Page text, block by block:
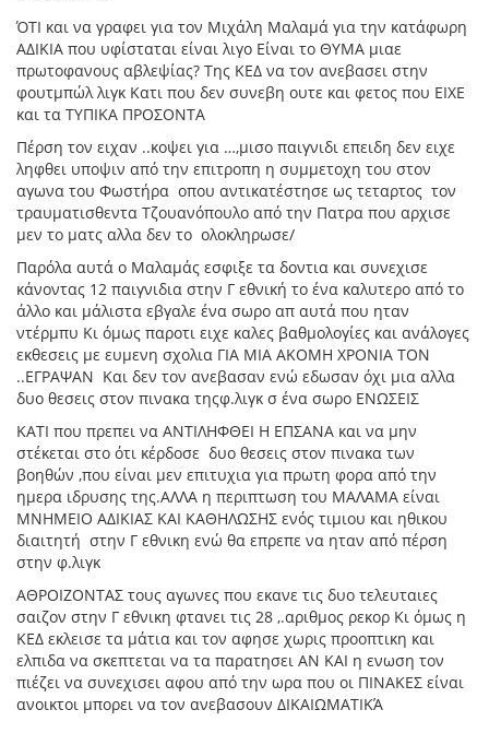
ΌΤΙ και να γραφει για τον Μιχάλη Μαλαμά για την κατάφωρη
ΑΔΙΚΙΑ που υφίσταται είναι λιγο Είναι το ΘΥΜΑ μιαε
πρωτοφανους αβλεψίας? Της ΚΕΔ να τον ανεβασει στην
φουτμπώλ λιγκ Κατι που δεν συνεβη ουτε και φετος που ΕΙΧΕ
και τα ΤΥΠΙΚΑ ΠΡΟΣΟΝΤΑ
Πέρση τον ειχαν ..κοψει για …,μισο παιγνιδι επειδη δεν ειχε
ληφθει υποψιν από την επιτροπη η συμμετοχη του στον
αγωνα του Φωστήρα οπου αντικατέστησε ως τεταρτος τον
τραυματισθεντα Τζουανόπουλο από την Πατρα που αρχισε
μεν το ματς αλλα δεν το ολοκληρωσε/
Παρόλα αυτά ο Μαλαμάς εσφιξε τα δοντια και συνεχισε
κάνοντας 12 παιγνιδια στην Γ εθνική το ένα καλυτερο από το
άλλο και μάλιστα εβγαλε ένα σωρο απ αυτά που ηταν
ντέρμπυ Κι όμως παροτι ειχε καλες βαθμολογίες και ανάλογες
εκθεσεις με ευμενη σχολια ΓΙΑ ΜΙΑ ΑΚΟΜΗ ΧΡΟΝΙΑ ΤΟΝ
..ΕΓΡΑΨΑΝ Και δεν τον ανεβασαν ενώ εδωσαν όχι μια αλλα
δυο θεσεις στον πινακα τηςφ.λιγκ σ ένα σωρο ΕΝΩΣΕΙΣ
ΚΑΤΙ που πρεπει να ΑΝΤΙΛΗΦΘΕΙ Η ΕΠΣΑΝΑ και να μην
στέκεται στο ότι κέρδοσε δυο θεσεις στον πινακα των
βοηθών ,που είναι μεν επιτυχια για πρωτη φορα από την
ημερα ιδρυσης της.ΑΛΛΑ η περιπτωση του ΜΑΛΑΜΑ είναι
ΜΝΗΜΕΙΟ ΑΔΙΚΙΑΣ ΚΑΙ ΚΑΘΗΛΩΣΗΣ ενός τιμιου και ηθικου
διαιτητή στην Γ εθνικη ενώ θα επρεπε να ηταν από πέρση
στην φ.λιγκ
ΑΘΡΟΙΖΟΝΤΑΣ τους αγωνες που εκανε τις δυο τελευταιες
σαιζον στην Γ εθνικη φτανει τις 28 ,.αριθμος ρεκορ Κι όμως η
ΚΕΔ εκλεισε τα μάτια και τον αφησε χωρις προοπτικη και
ελπιδα να σκεπτεται να τα παρατησει ΑΝ ΚΑΙ η ενωση τον
πιέζει να συνεχισει αφου από την ωρα που οι ΠΙΝΑΚΕΣ είναι
ανοικτοι μπορει να τον ανεβασουν ΔΙΚΑΙΩΜΑΤΙΚΆ